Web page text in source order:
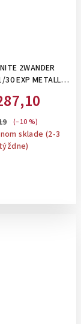
2WANDER
30 EXP METALLIC
(–10 %)
sklade (2-3
týždne)